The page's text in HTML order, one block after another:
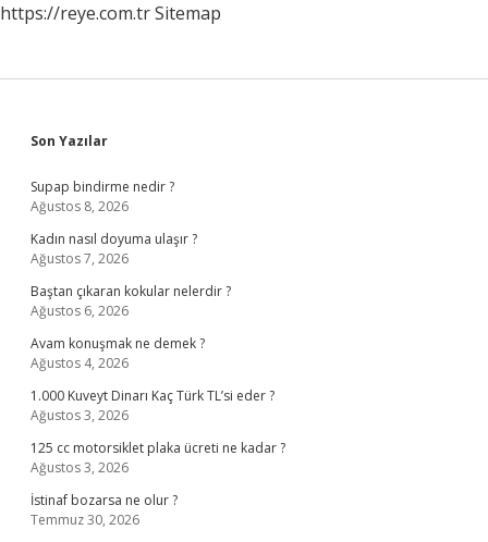
https://reye.com.trSitemap
Sidebar
Son Yazılar
Supap bindirme nedir ?
Ağustos 8, 2026
Kadın nasıl doyuma ulaşır ?
Ağustos 7, 2026
Baştan çıkaran kokular nelerdir ?
Ağustos 6, 2026
Avam konuşmak ne demek ?
Ağustos 4, 2026
1.000 Kuveyt Dinarı Kaç Türk TL’si eder ?
Ağustos 3, 2026
125 cc motorsiklet plaka ücreti ne kadar ?
Ağustos 3, 2026
İstinaf bozarsa ne olur ?
Temmuz 30, 2026